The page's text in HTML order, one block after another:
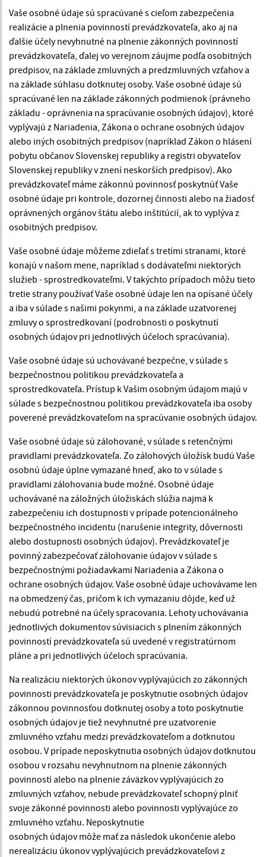
Vaše osobné údaje sú spracúvané s cieľom zabezpečenia
realizácie a plnenia povinností prevádzkovateľa, ako aj na
ďalšie účely nevyhnutné na plnenie zákonných povinností
prevádzkovateľa, ďalej vo verejnom záujme podľa osobitných
predpisov, na základe zmluvných a predzmluvných vzťahov a
na základe súhlasu dotknutej osoby. Vaše osobné údaje sú
spracúvané len na základe zákonných podmienok (právneho
základu - oprávnenia na spracúvanie osobných údajov), ktoré
vyplývajú z Nariadenia, Zákona o ochrane osobných údajov
alebo iných osobitných predpisov (napríklad Zákon o hlásení
pobytu občanov Slovenskej republiky a registri obyvateľov
Slovenskej republiky v znení neskorších predpisov). Ako
prevádzkovateľ máme zákonnú povinnosť poskytnúť Vaše
osobné údaje pri kontrole, dozornej činnosti alebo na žiadosť
oprávnených orgánov štátu alebo inštitúcií, ak to vyplýva z
osobitných predpisov.
Vaše osobné údaje môžeme zdieľať s tretími stranami, ktoré
konajú v našom mene, napríklad s dodávateľmi niektorých
služieb - sprostredkovateľmi. V takýchto prípadoch môžu tieto
tretie strany používať Vaše osobné údaje len na opísané účely
a iba v súlade s našimi pokynmi, a na základe uzatvorenej
zmluvy o sprostredkovaní (podrobnosti o poskytnutí
osobných údajov pri jednotlivých účeloch spracúvania).
Vaše osobné údaje sú uchovávané bezpečne, v súlade s
bezpečnostnou politikou prevádzkovateľa a
sprostredkovateľa. Prístup k Vašim osobným údajom majú v
súlade s bezpečnostnou politikou prevádzkovateľa iba osoby
poverené prevádzkovateľom na spracúvanie osobných údajov.
Vaše osobné údaje sú zálohované, v súlade s retenčnými
pravidlami prevádzkovateľa. Zo zálohových úložísk budú Vaše
osobnú údaje úplne vymazané hneď, ako to v súlade s
pravidlami zálohovania bude možné. Osobné údaje
uchovávané na záložných úložiskách slúžia najmä k
zabezpečeniu ich dostupnosti v prípade potencionálneho
bezpečnostného incidentu (narušenie integrity, dôvernosti
alebo dostupnosti osobných údajov). Prevádzkovateľ je
povinný zabezpečovať zálohovanie údajov v súlade s
bezpečnostnými požiadavkami Nariadenia a Zákona o
ochrane osobných údajov. Vaše osobné údaje uchovávame len
na obmedzený čas, pričom k ich vymazaniu dôjde, keď už
nebudú potrebné na účely spracovania. Lehoty uchovávania
jednotlivých dokumentov súvisiacich s plnením zákonných
povinností prevádzkovateľa sú uvedené v registratúrnom
pláne a pri jednotlivých účeloch spracúvania.
Na realizáciu niektorých úkonov vyplývajúcich zo zákonných
povinnosti prevádzkovateľa je poskytnutie osobných údajov
zákonnou povinnosťou dotknutej osoby a toto poskytnutie
osobných údajov je tiež nevyhnutné pre uzatvorenie
zmluvného vzťahu medzi prevádzkovateľom a dotknutou
osobou. V prípade neposkytnutia osobných údajov dotknutou
osobou v rozsahu nevyhnutnom na plnenie zákonných
povinností alebo na plnenie záväzkov vyplývajúcich zo
zmluvných vzťahov, nebude prevádzkovateľ schopný plniť
svoje zákonné povinnosti alebo povinnosti vyplývajúce zo
zmluvného vzťahu. Neposkytnutie
osobných údajov môže mať za následok ukončenie alebo
nerealizáciu úkonov vyplývajúcich prevádzkovateľovi z